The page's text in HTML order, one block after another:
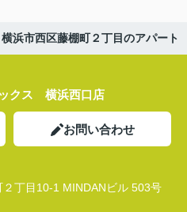
横浜市西区藤棚町２丁目のアパート
クス 横浜西口店
お問い合わせ
丁目10-1 MINDANビル 503号